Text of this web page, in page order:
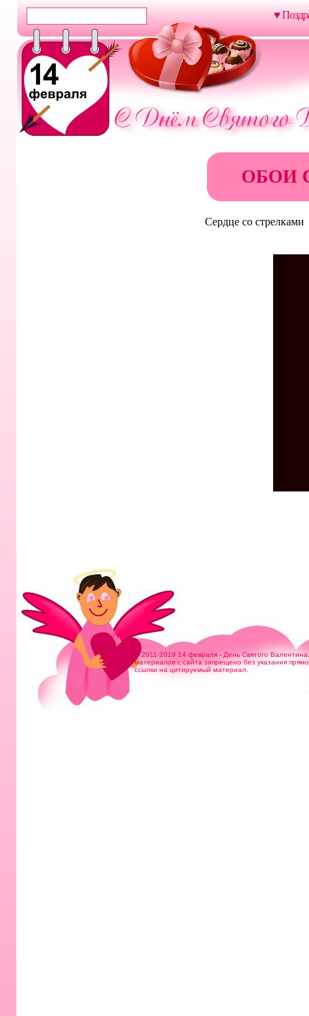
♥
ОБОИ
Сердце со стрелками
© 2011-2019 14 февраля - День Святого
материалов с сайта запрещено без указания
ссылки на цитируемый материал.